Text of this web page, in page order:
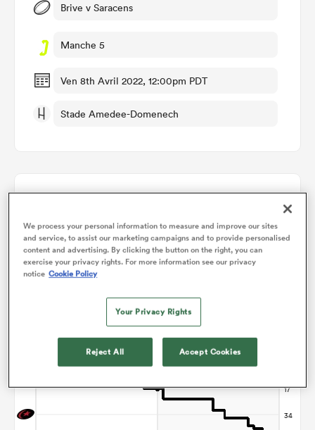
Brive v Saracens
Manche 5
Ven 8th Avril 2022, 12:00pm PDT
Stade Amedee-Domenech
Saracens gagne +50
We process your personal information to measure and improve our sites
and service, to assist our marketing campaigns and to provide personalised
content and advertising. By clicking the button on the right, you can
exercise your privacy rights. For more information see our privacy
notice Cookie Policy
Your Privacy Rights
Reject All Accept Cookies